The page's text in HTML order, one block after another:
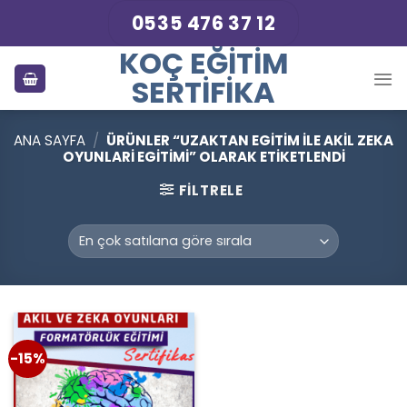
0535 476 37 12
KOÇ EĞITIM
SERTIFIKA
ANA SAYFA / ÜRÜNLER “UZAKTAN EGITIM ILE AKIL ZEKA
OYUNLARI EGITIMI” OLARAK ETIKETLENDI
FILTRELE
-15%